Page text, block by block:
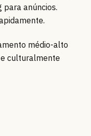
anúncios.
médio-alto
culturalmente